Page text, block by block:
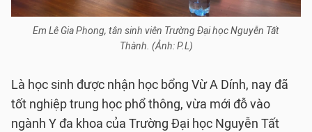
Em Lê Gia Phong, tân sinh viên Trường Đại học Nguyễn Tất
Thành. (Ảnh: P.L)
Là học sinh được nhận học bổng Vừ A Dính, nay đã
tốt nghiệp trung học phổ thông, vừa mới đỗ vào
ngành Y đa khoa của Trường Đại học Nguyễn Tất